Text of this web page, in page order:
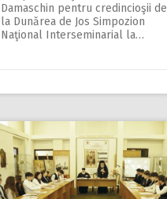
Damaschin pentru credincioşii de
la Dunărea de Jos Simpozion
Naţional Interseminarial la…